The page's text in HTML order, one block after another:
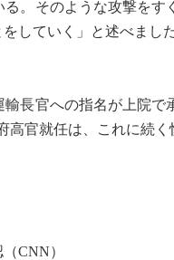
。そのような攻撃をす
していく」と述べました
長官への指名が上院で
官就任は、これに続く
CNN）